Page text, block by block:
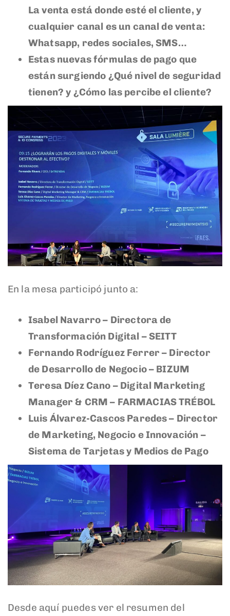
La venta está donde esté el cliente, y
cualquier canal es un canal de venta:
Whatsapp, redes sociales, SMS…
Estas nuevas fórmulas de pago que
están surgiendo ¿Qué nivel de seguridad
tienen? y ¿Cómo las percibe el cliente?
En la mesa participó junto a:
Isabel Navarro – Directora de
Transformación Digital – SEITT
Fernando Rodríguez Ferrer – Director
de Desarrollo de Negocio – BIZUM
Teresa Díez Cano – Digital Marketing
Manager & CRM – FARMACIAS TRÉBOL
Luis Álvarez-Cascos Paredes – Director
de Marketing, Negocio e Innovación –
Sistema de Tarjetas y Medios de Pago
Desde aquí puedes ver el resumen del